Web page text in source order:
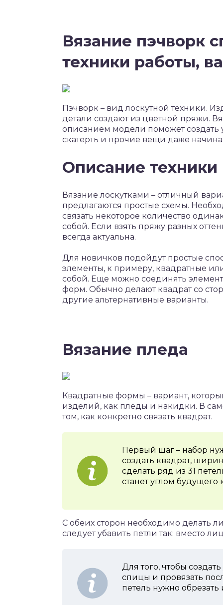
Вязание пэчворк
техники работы,
Пэчворк – вид лоскутной техники.
детали создают из цветной пряжи.
описанием модели поможет
скатерть и прочие вещи даже
Описание техники
Вязание лоскутками – отличный
предлагаются простые схемы.
связать некоторое количество
собой. Если взять пряжу разных
всегда актуальна.
Для новичков подойдут простые
элементы, к примеру, квадратные
собой. Еще можно соединять
форм. Обычно делают квадрат со
другие альтернативные варианты.
Вязание пледа
Квадратные формы – вариант,
изделий, как пледы и накидки. В
том, как конкретно связать квадрат.
Первый шаг – набор
создать квадрат,
сделать ряд из 31
станет углом будущего
С обеих сторон необходимо делать
следует убавить петли так: вместо
Для того, чтобы
спицы и провязать
петель нужно